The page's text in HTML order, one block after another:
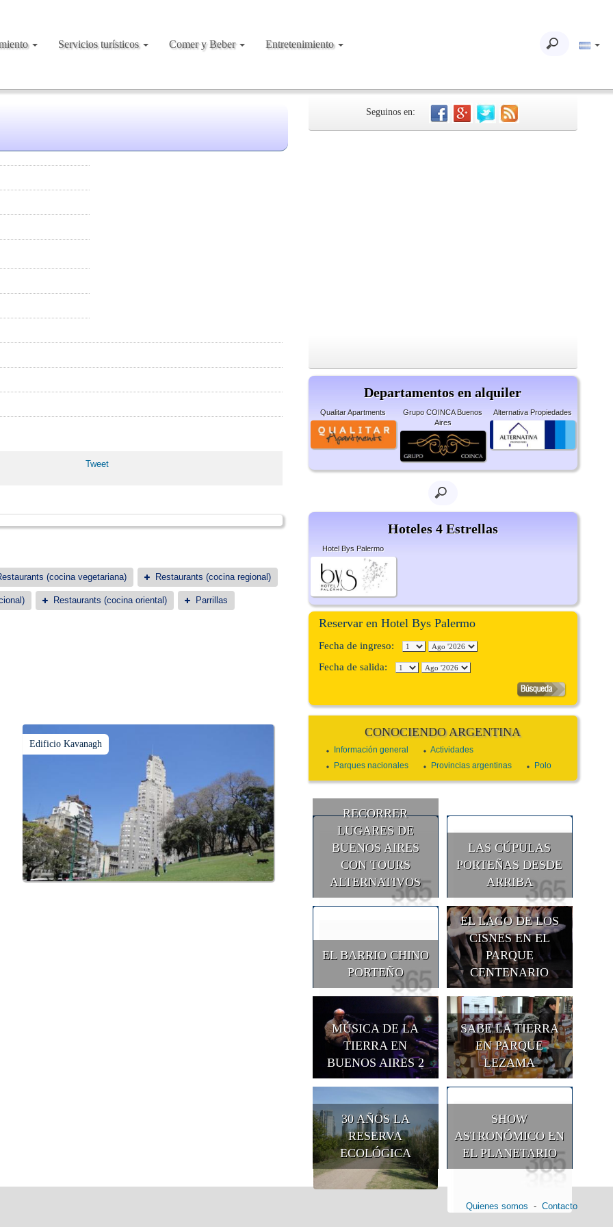
Servicios turísticos Comer y Beber Entretenimiento
Tweet
(cocina vegetariana) Restaurants (cocina regional)
Restaurants (cocina oriental) Parrillas
Edificio Kavanagh
Seguinos en:
Departamentos en alquiler
Qualitar Apartments
Grupo COINCA Buenos
Aires
Alternativa Propiedades
Hoteles 4 Estrellas
Hotel Bys Palermo
Reservar en Hotel Bys Palermo
Fecha de ingreso:
Fecha de salida:
CONOCIENDO ARGENTINA
Información general
Actividades
Parques nacionales
Provincias argentinas Polo
RECORRER
LUGARES DE
BUENOS AIRES
CON TOURS
ALTERNATIVOS
LAS CÚPULAS
PORTEÑAS DESDE
ARRIBA
EL BARRIO CHINO
PORTEÑO
EL LAGO DE LOS
CISNES EN EL
PARQUE
CENTENARIO
MÚSICA DE LA
TIERRA EN
BUENOS AIRES 2
SABE LA TIERRA
EN PARQUE
LEZAMA
30 AÑOS LA
RESERVA
ECOLÓGICA
SHOW
ASTRONÓMICO EN
EL PLANETARIO
Quienes somos - Contacto